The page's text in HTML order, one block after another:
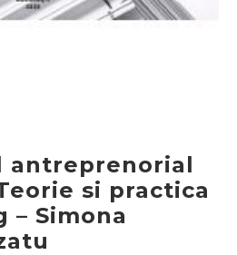
antreprenorial
si practica
– Simona